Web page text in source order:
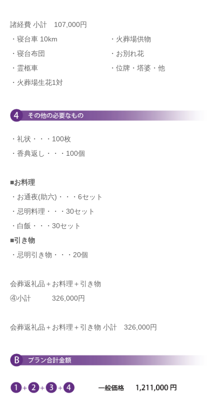
諸経費 小計 107,000円
・寝台車 10km
・火葬場供物
・寝台布団
・お別れ花
・霊柩車
・位牌・塔婆・他
・火葬場生花1対
・礼状・・・100枚
・香典返し・・・100個
■お料理
・お通夜(助六)・・・6セット
・忌明料理・・・30セット
・白飯・・・30セット
■引き物
・忌明引き物・・・20個
会葬返礼品＋お料理＋引き物
④小計 326,000円
会葬返礼品＋お料理＋引き物 小計 326,000円